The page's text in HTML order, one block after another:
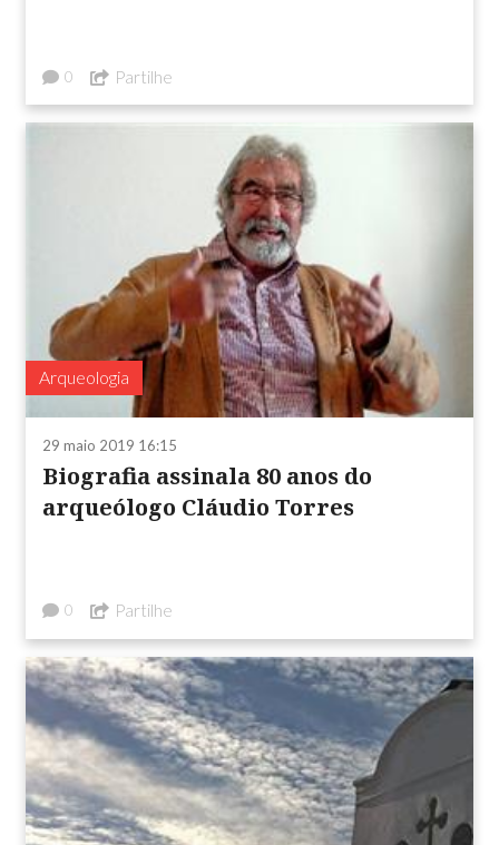
0 Partilhe
Arqueologia
29 maio 2019 16:15
Biografia assinala 80 anos do
arqueólogo Cláudio Torres
0 Partilhe